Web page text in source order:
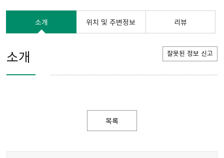
소개 위치 및 주변정보 리뷰
소개 잘못된 정보 신고
목록